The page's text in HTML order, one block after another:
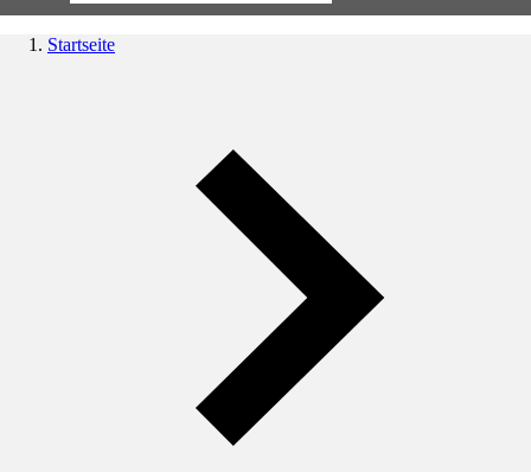
Startseite